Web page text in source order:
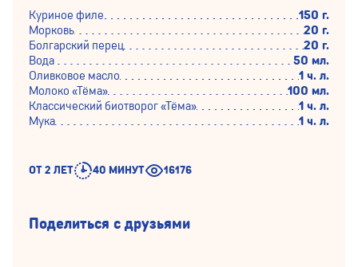
Куриное филе
150 г.
Морковь
20 г.
Болгарский перец
20 г.
Вода
50 мл.
Оливковое масло
1 ч. л.
Молоко «Тёма»
100 мл.
Классический биотворог «Тёма»
1 ч. л.
Мука
1 ч. л.
ОТ 2 ЛЕТ 40 МИНУТ 16176
Поделиться с друзьями